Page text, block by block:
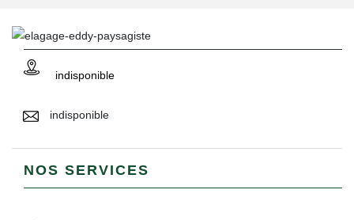
indisponible
indisponible
NOS SERVICES